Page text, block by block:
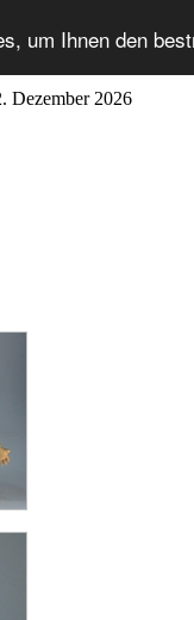
um Ihnen den
Dezember 2026